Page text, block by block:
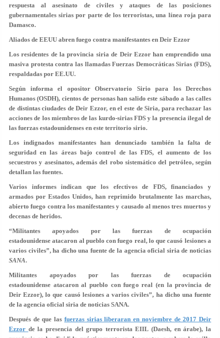
respuesta al asesinato de civiles y ataques de las posiciones
gubernamentales sirias por parte de los terroristas, una línea roja para
Damasco.
Aliados de EEUU abren fuego contra manifestantes en Deir Ezzor
Los residentes de la provincia siria de Deir Ezzor han emprendido una
masiva protesta contra las llamadas Fuerzas Democráticas Sirias (FDS),
respaldadas por EE.UU.
Según informa el opositor Observatorio Sirio para los Derechos
Humanos (OSDH), cientos de personas han salido este sábado a las calles
de distintas ciudades de Deir Ezzor, en el este de Siria, para rechazar las
acciones de los miembros de las kurdo-sirias FDS y la presencia ilegal de
las fuerzas estadounidenses en este territorio sirio.
Los indignados manifestantes han denunciado también la falta de
seguridad en las áreas bajo control de las FDS, el aumento de los
secuestros y asesinatos, además del robo sistemático del petróleo, según
detallan las fuentes.
Varios informes indican que los efectivos de FDS, financiados y
armados por Estados Unidos, han reprimido brutalmente las marchas,
abierto fuego contra los manifestantes y causado al menos tres muertos y
decenas de heridos.
“Militantes apoyados por las fuerzas de ocupación
estadounidense atacaron al pueblo con fuego real, lo que causó lesiones a
varios civiles”, ha dicho una fuente de la agencia oficial siria de noticias
SANA.
Militantes apoyados por las fuerzas de ocupación
estadounidense atacaron al pueblo con fuego real (en la provincia de
Deir Ezzor), lo que causó lesiones a varios civiles”, ha dicho una fuente
de la agencia oficial siria de noticias SANA.
Después de que las fuerzas sirias liberaran en noviembre de 2017 Deir
Ezzor de la presencia del grupo terrorista EIIL (Daesh, en árabe), la